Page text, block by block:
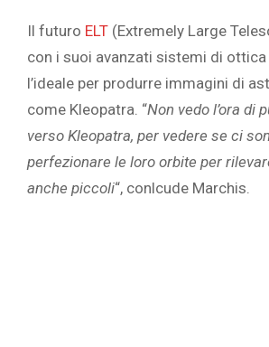
Il futuro ELT (Extremely Large
con i suoi avanzati sistemi di
l’ideale per produrre immagini di
come Kleopatra. “Non vedo l’ora di
verso Kleopatra, per vedere se ci
perfezionare le loro orbite per
anche piccoli“, conlcude Marchis.